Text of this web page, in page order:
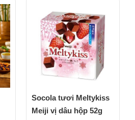
Socola tươi Meltykiss
Meiji vị dâu hộp 52g